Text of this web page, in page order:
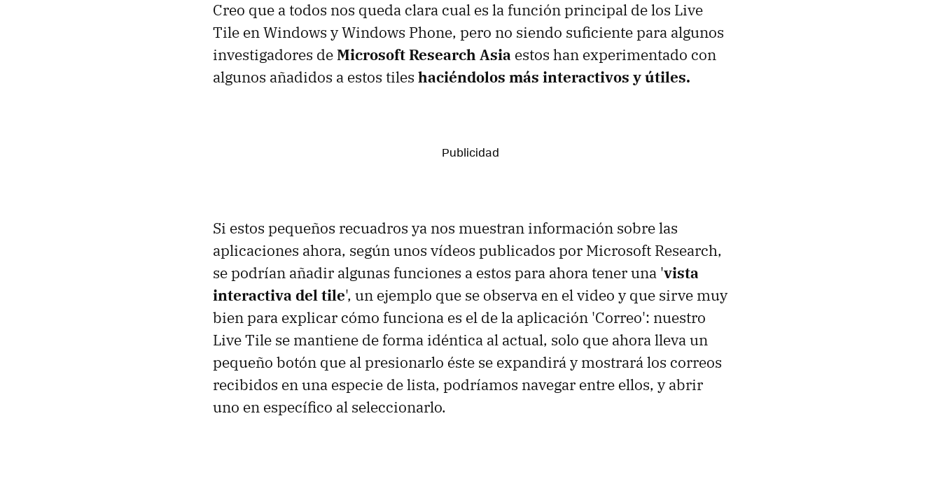
Creo que a todos nos queda clara cual es la función principal de los Live
Tile en Windows y Windows Phone, pero no siendo suficiente para algunos
investigadores deMicrosoft Research Asia estos han experimentado con
algunos añadidos a estos tiles haciéndolos más interactivos y útiles.
Si estos pequeños recuadros ya nos muestran información sobre las
aplicaciones ahora, según unos vídeos publicados por Microsoft Research,
se podrían añadir algunas funciones a estos para ahora tener una 'vista
interactiva del tile', un ejemplo que se observa en el video y que sirve muy
bien para explicar cómo funciona es el de la aplicación 'Correo': nuestro
Live Tile se mantiene de forma idéntica al actual, solo que ahora lleva un
pequeño botón que al presionarlo éste se expandirá y mostrará los correos
recibidos en una especie de lista, podríamos navegar entre ellos, y abrir
uno en específico al seleccionarlo.